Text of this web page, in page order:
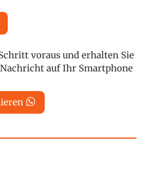
voraus und erhalten Sie
auf Ihr Smartphone